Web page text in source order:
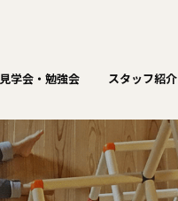
見学会・勉強会 スタッフ紹介